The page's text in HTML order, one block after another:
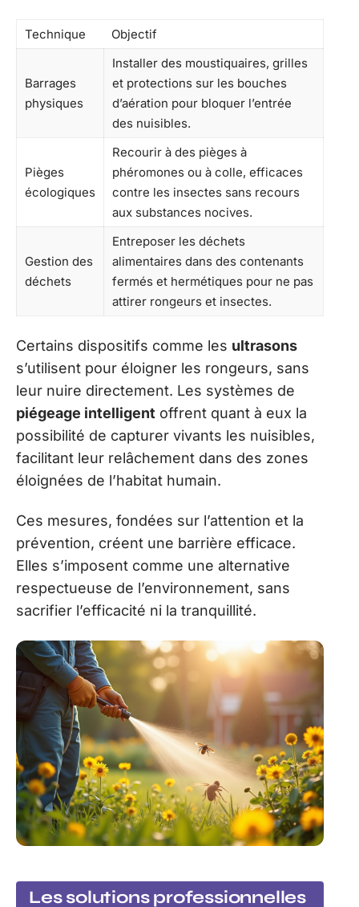
Technique Objectif
Barrages
physiques
Installer des moustiquaires, grilles
et protections sur les bouches
d’aération pour bloquer l’entrée
des nuisibles.
Pièges
écologiques
Recourir à des pièges à
phéromones ou à colle, efficaces
contre les insectes sans recours
aux substances nocives.
Gestion des
déchets
Entreposer les déchets
alimentaires dans des contenants
fermés et hermétiques pour ne pas
attirer rongeurs et insectes.
Certains dispositifs comme les ultrasons
s’utilisent pour éloigner les rongeurs, sans
leur nuire directement. Les systèmes de
piégeage intelligent offrent quant à eux la
possibilité de capturer vivants les nuisibles,
facilitant leur relâchement dans des zones
éloignées de l’habitat humain.
Ces mesures, fondées sur l’attention et la
prévention, créent une barrière efficace.
Elles s’imposent comme une alternative
respectueuse de l’environnement, sans
sacrifier l’efficacité ni la tranquillité.
Les solutions professionnelles